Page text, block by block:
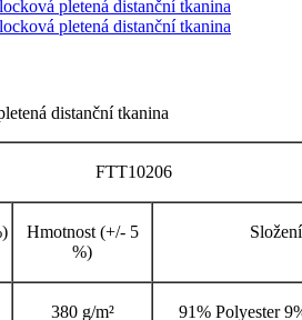
distanční tkanina
FTT10206
Hmotnost (+/- 5
%)
Složení
380 g/m² 91% Polyester